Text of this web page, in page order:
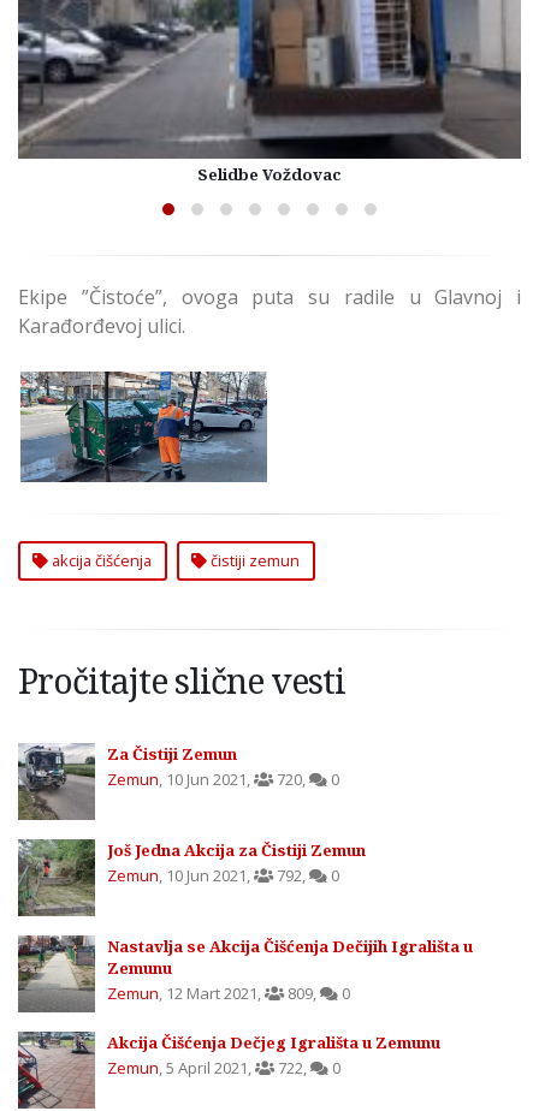
Selidbe Voždovac
Ekipe ”Čistoće”, ovoga puta su radile u Glavnoj i
Karađorđevoj ulici.
Za Čistiji Zemun! -
Akcija Čišćenje
Zemuna
akcija čišćenja čistiji zemun
Pročitajte slične vesti
Za Čistiji Zemun
Zemun, 10 Jun 2021, 720, 0
Još Jedna Akcija za Čistiji Zemun
Zemun, 10 Jun 2021, 792, 0
Nastavlja se Akcija Čišćenja Dečijih Igrališta u
Zemunu
Zemun, 12 Mart 2021, 809, 0
Akcija Čišćenja Dečjeg Igrališta u Zemunu
Zemun,5 April 2021, 722, 0